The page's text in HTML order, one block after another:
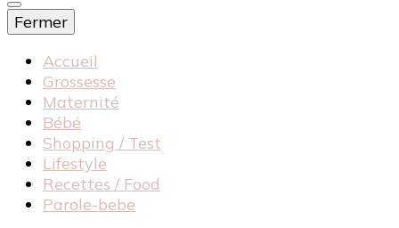
Fermer
Accueil
Grossesse
Maternité
Bébé
Shopping / Test
Lifestyle
Recettes / Food
Parole-bebe